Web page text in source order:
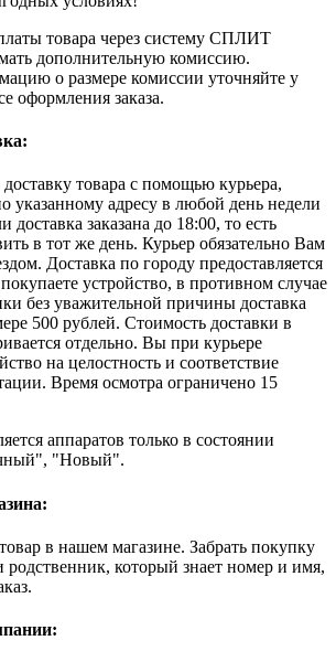
товара через систему СПЛИТ
дополнительную комиссию.
о размере комиссии уточняйте у
оформления заказа.
товара с помощью курьера,
указанному адресу в любой день недели
доставка заказана до 18:00, то есть
в тот же день. Курьер обязательно Вам
Доставка по городу предоставляется
устройство, в противном случае
без уважительной причины доставка
500 рублей. Стоимость доставки в
отдельно. Вы при курьере
на целостность и соответствие
Время осмотра ограничено 15
аппаратов только в состоянии
"Новый".
в нашем магазине. Забрать покупку
который знает номер и имя,